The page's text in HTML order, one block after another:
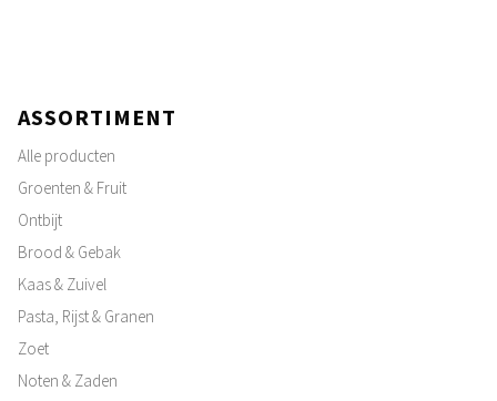
ASSORTIMENT
Alle producten
Groenten & Fruit
Ontbijt
Brood & Gebak
Kaas & Zuivel
Pasta, Rijst & Granen
Zoet
Noten & Zaden